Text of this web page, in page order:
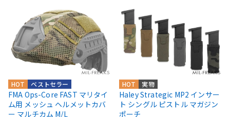
ベストセラー
HOT
FMA Ops-Core FAST マリタイ
ム用 メッシュ ヘルメットカバ
ー マルチカム M/L
実物
HOT
Haley Strategic MP2 インサー
ト シングル ピストル マガジン
ポーチ